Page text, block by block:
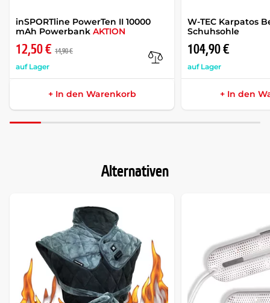
inSPORTline PowerTen II 10000
mAh Powerbank AKTION
12,50 € 14,90 €
auf Lager
+ In den Warenkorb
W-TEC Karpatos
Schuhsohle
104,90 €
auf Lager
+ In den
Alternativen